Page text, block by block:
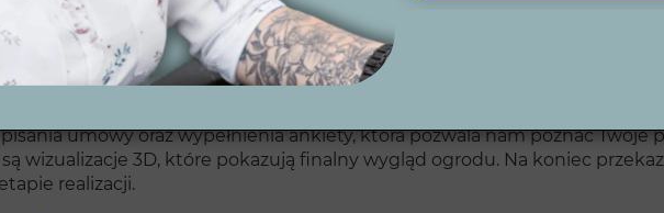
projektowy?
umowy oraz wypełnienia ankiety, która pozwala nam poznać
wizualizacje 3D, które pokazują finalny wygląd ogrodu. Na koniec
realizacji.